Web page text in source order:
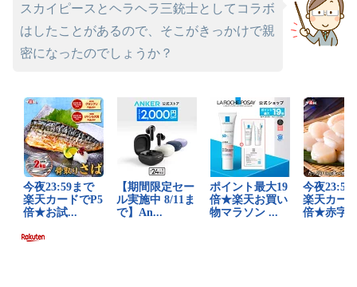
スカイピースとヘラヘラ三銃士としてコラボ
はしたことがあるので、そこがきっかけで親
密になったのでしょうか？